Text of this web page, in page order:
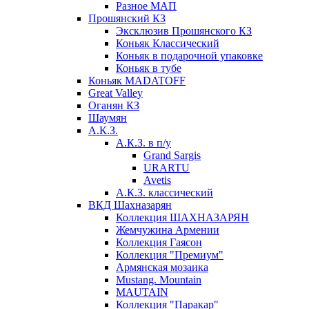
Разное МАП
Прошянский КЗ
Эксклюзив Прошянского КЗ
Коньяк Классический
Коньяк в подарочной упаковке
Коньяк в тубе
Коньяк MADATOFF
Great Valley
Оганян КЗ
Шаумян
А.К.З.
А.К.З. в п/у
Grand Sargis
URARTU
Avetis
А.К.З. классический
ВКД Шахназарян
Коллекция ШАХНАЗАРЯН
Жемчужина Армении
Коллекция Гаясон
Коллекция "Премиум"
Армянская мозаика
Mustang. Mountain
MAUTAIN
Коллекция "Паракар"